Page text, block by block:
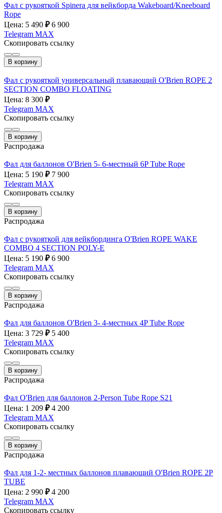
Фал с рукояткой Spinera для вейкборда Wakeboard/Kneeboard
Rope
Цена: 5 490 ₽ 6 900
Telegram MAX
Скопировать ссылку
В корзину
Фал с рукояткой универсальный плавающий O'Brien ROPE 2
SECTION COMBO FLOATING
Цена: 8 300 ₽
Telegram MAX
Скопировать ссылку
В корзину
Распродажа
Фал для баллонов O'Brien 5- 6-местный 6P Tube Rope
Цена: 5 190 ₽ 7 900
Telegram MAX
Скопировать ссылку
В корзину
Распродажа
Фал с рукояткой для вейкбординга O'Brien ROPE WAKE
COMBO 4 SECTION POLY-E
Цена: 5 190 ₽ 6 900
Telegram MAX
Скопировать ссылку
В корзину
Распродажа
Фал для баллонов O'Brien 3- 4-местных 4P Tube Rope
Цена: 3 729 ₽ 5 400
Telegram MAX
Скопировать ссылку
В корзину
Распродажа
Фал O'Brien для баллонов 2-Person Tube Rope S21
Цена: 1 209 ₽ 4 200
Telegram MAX
Скопировать ссылку
В корзину
Распродажа
Фал для 1-2- местных баллонов плавающий O'Brien ROPE 2P
TUBE
Цена: 2 990 ₽ 4 200
Telegram MAX
Скопировать ссылку